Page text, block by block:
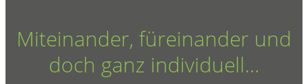
Miteinander, füreinander und
doch ganz individuell…